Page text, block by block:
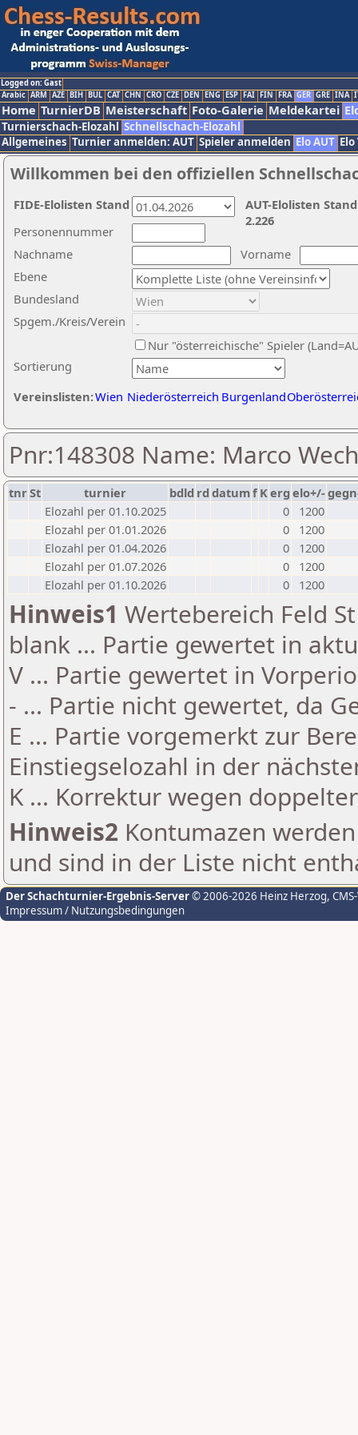
Logged on: Gast
Arabic ARM AZE BIH BUL CAT CHN CRO CZE DEN ENG ESP FAI FIN FRA GER GRE INA
Home TurnierDB Meisterschaft Foto-Galerie Meldekartei
Turnierschach-Elozahl Schnellschach-Elozahl
Allgemeines Turnier anmelden: AUT Spieler anmelden Elo AUT
Willkommen bei den offiziellen
Nachname
Vorname
Ebene
Sortierung
Personennummer
Bundesland
Spgem./Kreis/Verein
Nur "österreichische" Spieler
Vereinslisten:Wien Niederösterreich Burgenland
AUT-Elolisten
2.226
FIDE-Elolisten Stand
Pnr:148308 Name: Marco
tnrSt turnier bdld rd datumf Kerg elo+/-
Elozahl per 01.10.2025
0
1200
Elozahl per 01.01.2026
0
1200
Elozahl per 01.04.2026
0
1200
Elozahl per 01.07.2026
0
1200
Elozahl per 01.10.2026
0 1200
Hinweis1 Wertebereich Feld
blank ... Partie gewertet in
V ... Partie gewertet in
- ... Partie nicht gewertet, da
E ... Partie vorgemerkt zur
Einstiegselozahl in der
K ... Korrektur wegen
Hinweis2 Kontumazen
und sind in der Liste nicht
Der Schachturnier-Ergebnis-Server© 2006-2026 Heinz Herzog,
Impressum / Nutzungsbedingungen